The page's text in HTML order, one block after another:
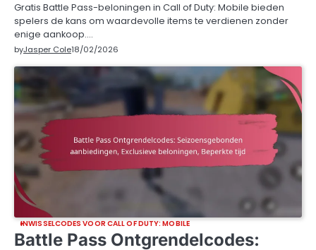
Gratis Battle Pass-beloningen in Call of Duty: Mobile bieden
spelers de kans om waardevolle items te verdienen zonder
enige aankoop.…
byJasper Cole18/02/2026
INWISSELCODES VOOR CALL OF DUTY: MOBILE
Battle Pass Ontgrendelcodes: